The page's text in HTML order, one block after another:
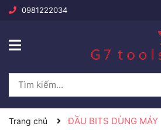
0981222034
Trang chủ ĐẦU BITS DÙNG MÁY